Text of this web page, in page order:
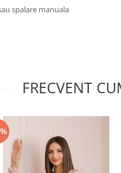
spalare manuala
FRECVENT